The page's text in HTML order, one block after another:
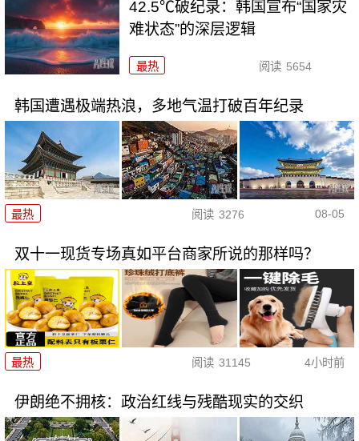
42.5℃破纪录：韩国宣布“国家灾
难状态”的深层逻辑
最热 阅读 5654
韩国遭遇极端热浪，多地气温打破百年纪录
最热 阅读 3276 08-05
双十一现货专场真如平台商家所说的那样吗？
最热 阅读 31145 4小时前
伊朗绝不拥核：政治红线与残酷现实的交织